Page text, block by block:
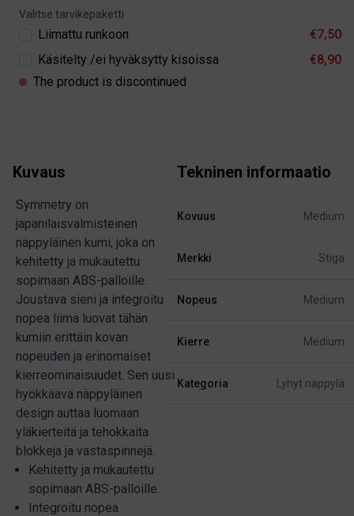
Product information
Valitse tarvikepaketti
Liimattu runkoon
€7,50
Käsitelty /ei hyväksytty kisoissa
€8,90
The product is discontinued
Kuvaus
Symmetry on
japanilaisvalmisteinen
näppyläinen kumi, joka on
kehitetty ja mukautettu
sopimaan ABS-palloille.
Joustava sieni ja integroitu
nopea liima luovat tähän
kumiin erittäin kovan
nopeuden ja erinomaiset
kierreominaisuudet. Sen uusi
hyökkäävä näppyläinen
design auttaa luomaan
yläkierteitä ja tehokkaita
blokkeja ja vastaspinnejä.
Kehitetty ja mukautettu
sopimaan ABS-palloille.
Integroitu nopea
Tekninen informaatio
Kovuus Medium
Merkki Stiga
Nopeus Medium
Kierre Medium
Kategoria Lyhyt näppylä